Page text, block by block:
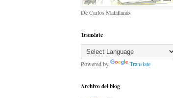
De Carlos Matallanas
Translate
Powered by Translate
Archivo del blog